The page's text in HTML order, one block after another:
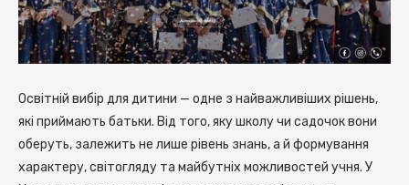
Освітній вибір для дитини — одне з найважливіших рішень,
які приймають батьки. Від того, яку школу чи садочок вони
оберуть, залежить не лише рівень знань, а й формування
характеру, світогляду та майбутніх можливостей учня. У